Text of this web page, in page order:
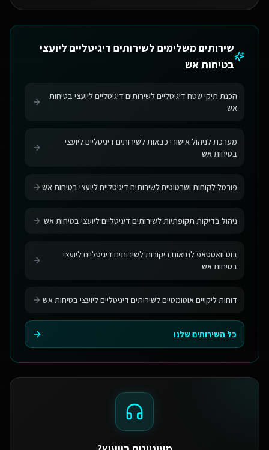
שירותים משלימים לשירותים דיגיטליים ליועצי
בטיחות אש
הכנת תיקי שטח דיגיטליים לשירותים דיגיטליים ליועצי בטיחות
אש
מערכת לניהול אישורי כבאות לשירותים דיגיטליים ליועצי
בטיחות אש
פורטל לקוחות ושרטוטים לשירותים דיגיטליים ליועצי בטיחות אש
ניהול בדיקות תקופתיות לשירותים דיגיטליים ליועצי בטיחות אש
בוט וואטסאפ לתיאום ביקורות לשירותים דיגיטליים ליועצי
בטיחות אש
דוחות ליקויים אוטומטיים לשירותים דיגיטליים ליועצי בטיחות אש
כל השירותים שלנו